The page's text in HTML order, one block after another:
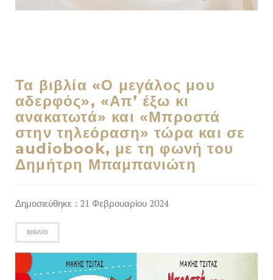
Τα βιβλία «Ο μεγάλος μου
αδερφός», «Απ’ έξω κι
ανακατωτά» και «Μπροστά
στην τηλεόραση» τώρα και σε
audiobook, με τη φωνή του
Δημήτρη Μπαμπανιώτη
Δημοσιεύθηκε : 21 Φεβρουαρίου 2024
ΒΙΒΛΊΟ